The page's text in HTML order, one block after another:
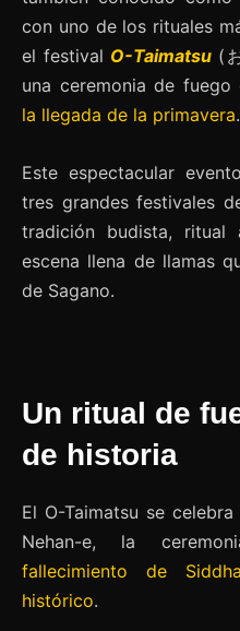
con uno de los rituales
el festival O-Taimatsu (
una ceremonia de fuego
la llegada de la primavera.
Este espectacular
tres grandes festivales
tradición budista,
escena llena de llamas
de Sagano.
Un ritual de
de historia
El O-Taimatsu se
Nehan-e, la
fallecimiento de
histórico.